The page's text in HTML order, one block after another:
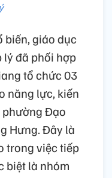
biến, giáo dục
lý đã phối hợp
tổ chức 03
năng lực, kiến
Đạo
Hưng. Đây là
trong việc tiếp
biệt là nhóm